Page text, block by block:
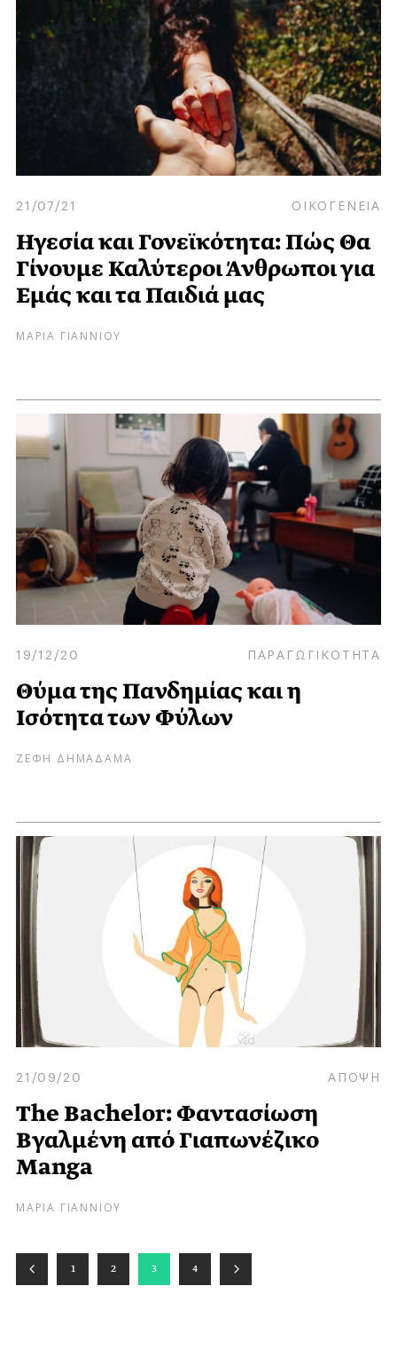
21/07/21 ΟΙΚΟΓΕΝΕΙΑ
Ηγεσία και Γονεϊκότητα: Πώς Θα
Γίνουμε Καλύτεροι Άνθρωποι για
Εμάς και τα Παιδιά μας
ΜΑΡΙΑ ΓΙΑΝΝΙΟΥ
19/12/20 ΠΑΡΑΓΩΓΙΚΟΤΗΤΑ
Θύμα της Πανδημίας και η
Ισότητα των Φύλων
ΖΕΦΗ ΔΗΜΑΔΑΜΑ
21/09/20 ΑΠΟΨΗ
The Bachelor: Φαντασίωση
Βγαλμένη από Γιαπωνέζικο
Manga
ΜΑΡΙΑ ΓΙΑΝΝΙΟΥ
1 2 3 4